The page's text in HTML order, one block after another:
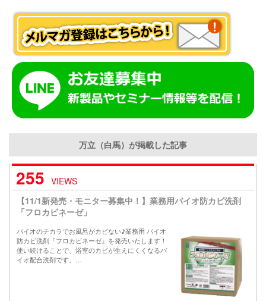
万立（白馬）が掲載した記事
255 VIEWS
【11/1新発売・モニター募集中！】業務用バイオ防カビ洗剤
「フロカビネーゼ」
バイオのチカラでお風呂がカビない♪業務用 バイオ
防カビ洗剤『フロカビネーゼ』を発売いたします！
使い続けることで、浴室のカビが生えにくくなるバ
イオ配合洗剤です。…